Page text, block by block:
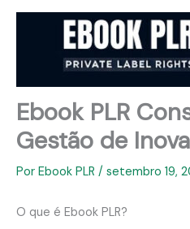
Ebook PLR
Gestão de
Por Ebook PLR / setembro 19,
O que é Ebook PLR?